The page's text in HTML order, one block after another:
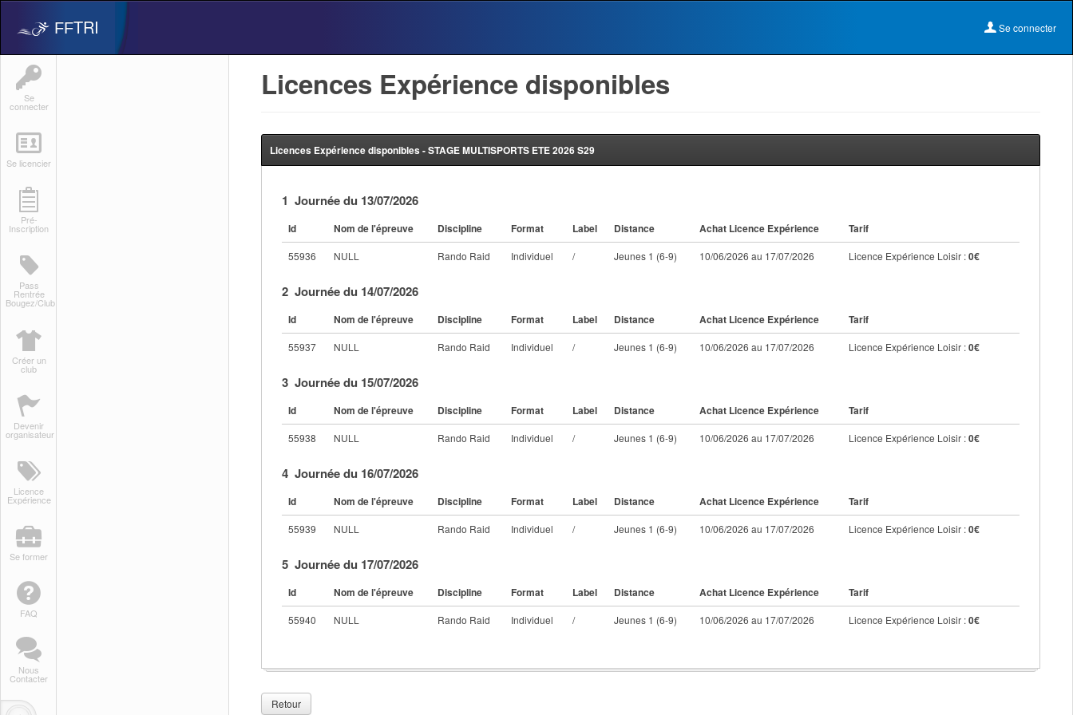
FFTRI Se connecter
Se
connecter
Se licencier
Pré-
Inscription
Pass
Rentrée
Bougez/Club
Créer un
club
Devenir
organisateur
Licence
Expérience
Se former
FAQ
Nous
Contacter
Licences Expérience disponibles
Licences Expérience disponibles - STAGE MULTISPORTS ETE 2026 S29
1 Journée du 13/07/2026
Id Nom de l'épreuve Discipline Format Label Distance Achat Licence Expérience Tarif
55936 NULL Rando Raid Individuel / Jeunes 1 (6-9) 10/06/2026 au 17/07/2026 Licence Expérience Loisir :0€
2 Journée du 14/07/2026
Id Nom de l'épreuve Discipline Format Label Distance Achat Licence Expérience Tarif
55937 NULL Rando Raid Individuel / Jeunes 1 (6-9) 10/06/2026 au 17/07/2026 Licence Expérience Loisir :0€
3 Journée du 15/07/2026
Id Nom de l'épreuve Discipline Format Label Distance Achat Licence Expérience Tarif
55938 NULL Rando Raid Individuel / Jeunes 1 (6-9) 10/06/2026 au 17/07/2026 Licence Expérience Loisir :0€
4 Journée du 16/07/2026
Id Nom de l'épreuve Discipline Format Label Distance Achat Licence Expérience Tarif
55939 NULL Rando Raid Individuel / Jeunes 1 (6-9) 10/06/2026 au 17/07/2026 Licence Expérience Loisir :0€
5 Journée du 17/07/2026
Id Nom de l'épreuve Discipline Format Label Distance Achat Licence Expérience Tarif
55940 NULL Rando Raid Individuel / Jeunes 1 (6-9) 10/06/2026 au 17/07/2026 Licence Expérience Loisir :0€
Retour